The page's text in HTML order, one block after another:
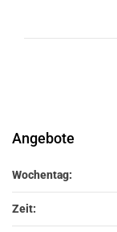
Angebote
Wochentag:
Zeit:
Kursangebot